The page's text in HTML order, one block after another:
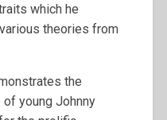
which he
theories from
the
young Johnny